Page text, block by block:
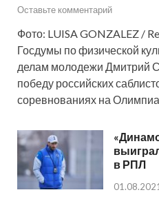
Оставьте комментарий
Фото: LUISA GONZALEZ /
Госдумы по физической
делам молодежи Дмитрий
победу российских
соревнованиях на
в РПЛ
01.08.2021